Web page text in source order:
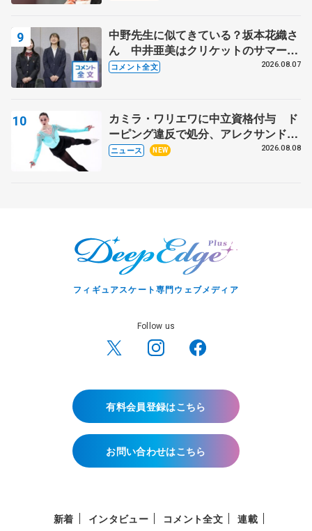
中野先生に似てきている？坂本花織さ
ん 中井亜美はクリケットのサマーキ
ャンプに 島田麻央はたくさん試合に
コメント全文 2026.08.07
カミラ・ワリエワに中立資格付与 ド
ーピング違反で処分、アレクサンド
ラ・イグナトワも
ニュース NEW 2026.08.08
フィギュアスケート専門ウェブメディア
Follow us
有料会員登録はこちら
お問い合わせはこちら
新着 インタビュー コメント全文 連載